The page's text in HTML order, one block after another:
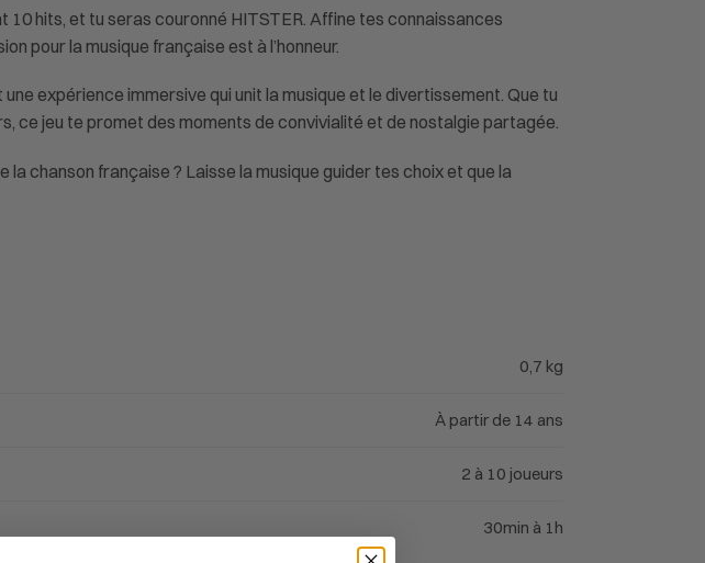
hits, et tu seras couronné HITSTER. Affine tes connaissances
pour la musique française est à l’honneur.
expérience immersive qui unit la musique et le divertissement. Que tu
ce jeu te promet des moments de convivialité et de nostalgie partagée.
chanson française ? Laisse la musique guider tes choix et que la
0,7 kg
À partir de 14 ans
2 à 10 joueurs
30min à 1h